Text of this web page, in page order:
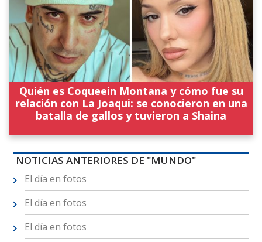
Quién es Coqueein Montana y cómo fue su
relación con La Joaqui: se conocieron en una
batalla de gallos y tuvieron a Shaina
NOTICIAS ANTERIORES DE "MUNDO"
El día en fotos
El día en fotos
El día en fotos